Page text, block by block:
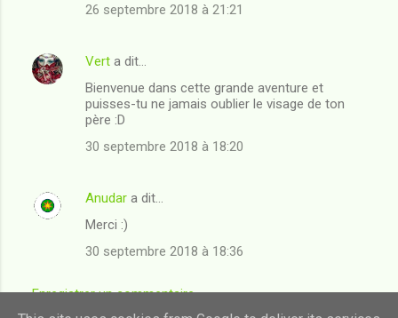
i
r
26 septembre 2018 à 21:21
Vert a dit…
Bienvenue dans cette grande aventure et
puisses-tu ne jamais oublier le visage de ton
père :D
30 septembre 2018 à 18:20
Anudar a dit…
Merci :)
30 septembre 2018 à 18:36
Enregistrer un commentaire